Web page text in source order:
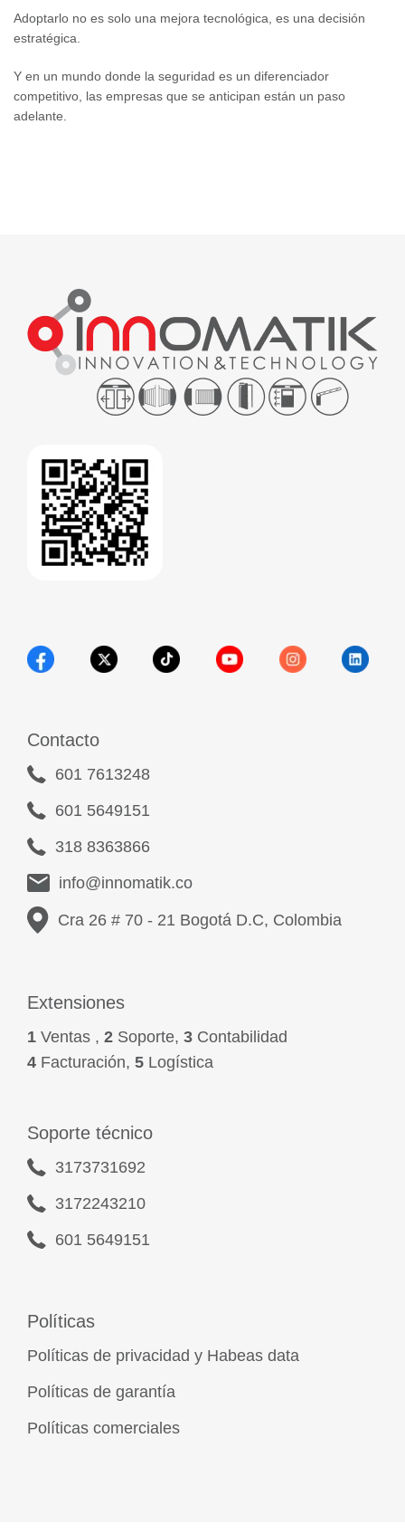
Adoptarlo no es solo una mejora tecnológica, es una decisión
estratégica.
Y en un mundo donde la seguridad es un diferenciador
competitivo, las empresas que se anticipan están un paso
adelante.
Contacto
601 7613248
601 5649151
318 8363866
info@innomatik.co
Cra 26 # 70 - 21 Bogotá D.C, Colombia
Extensiones
1 Ventas , 2 Soporte, 3 Contabilidad
4 Facturación, 5 Logística
Soporte técnico
3173731692
3172243210
601 5649151
Políticas
Políticas de privacidad y Habeas data
Políticas de garantía
Políticas comerciales